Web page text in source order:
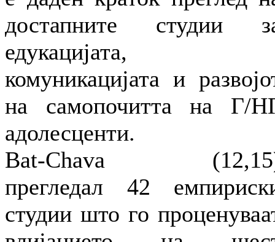
достапните студии
едукацијата,
комуникацијата и
на самопочитта на Г/
адолесценти.
Bat-Chava
прегледал 42
студии што го